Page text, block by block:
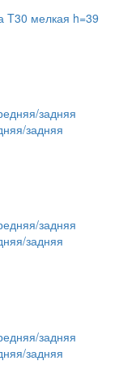
T30 мелкая h=39
задняя
задняя
задняя